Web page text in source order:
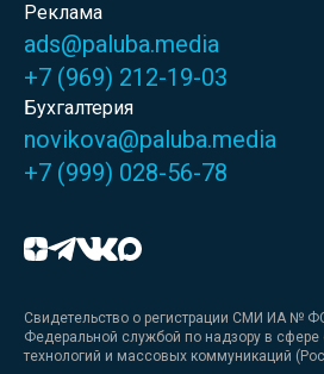
Реклама
ads@paluba.media
+7 (969) 212-19-03
Бухгалтерия
novikova@paluba.media
+7 (999) 028-56-78
Свидетельство о регистрации СМИ ИА №
Федеральной службой по надзору в
технологий и массовых коммуникаций